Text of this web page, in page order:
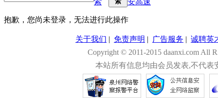
抱歉，您尚未登录，无法进行此操作
关于我们 | 免责声明 | 广告服务 | 诚聘英
Copyright © 2011-2015 daanxi.com All
本站所有信息均由会员发表,不代